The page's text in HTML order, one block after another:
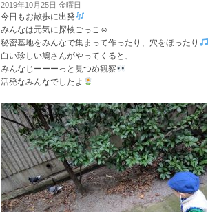
2019年10月25日 金曜日
今日もお散歩に出発
みんなは元気に探検ごっこ ☺
秘密基地をみんなで集まって作ったり、穴をほったり
白い珍しい鳩さんがやってくると、
みんなじーーーっと見つめ観察
活発なみんなでしたよ